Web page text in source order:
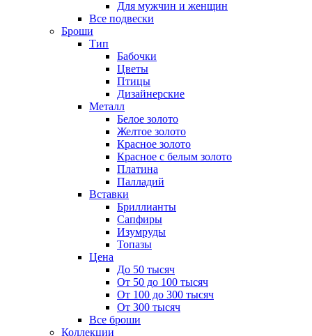
Для мужчин и женщин
Все подвески
Броши
Тип
Бабочки
Цветы
Птицы
Дизайнерские
Металл
Белое золото
Желтое золото
Красное золото
Красное с белым золото
Платина
Палладий
Вставки
Бриллианты
Сапфиры
Изумруды
Топазы
Цена
До 50 тысяч
От 50 до 100 тысяч
От 100 до 300 тысяч
От 300 тысяч
Все броши
Коллекции